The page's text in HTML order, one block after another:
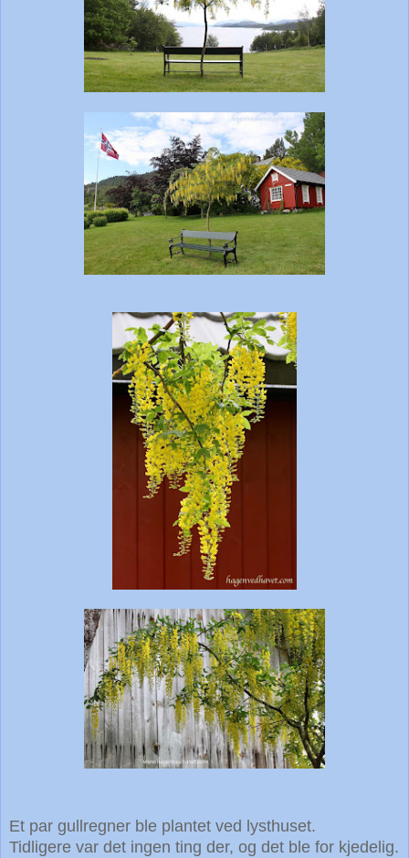
Et par gullregner ble plantet ved lysthuset.
Tidligere var det ingen ting der, og det ble for kjedelig.